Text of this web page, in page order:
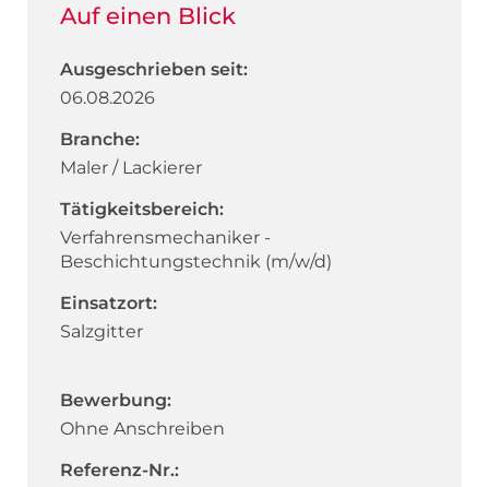
Auf einen Blick
Ausgeschrieben seit:
06.08.2026
Branche:
Maler / Lackierer
Tätigkeitsbereich:
Verfahrensmechaniker -
Beschichtungstechnik (m/w/d)
Einsatzort:
Salzgitter
Bewerbung:
Ohne Anschreiben
Referenz-Nr.: